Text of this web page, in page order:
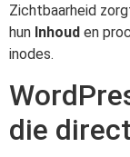
Zichtbaarheid
hun Inhoud en
inodes.
die